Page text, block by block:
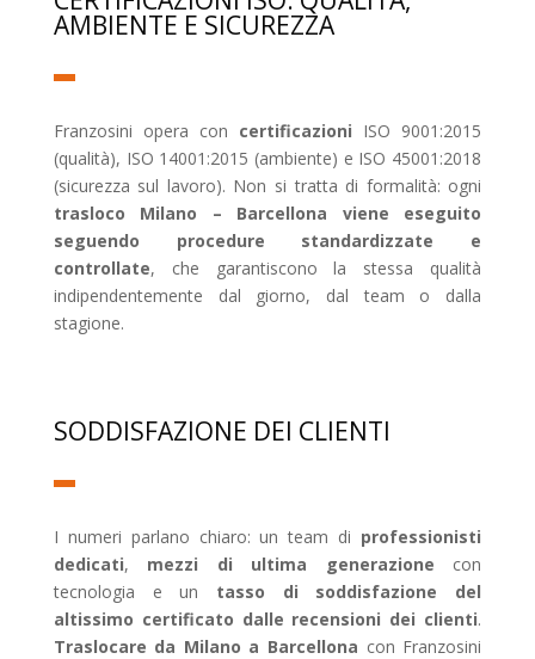
AMBIENTE E SICUREZZA
Franzosini opera con certificazioni ISO 9001:2015
(qualità), ISO 14001:2015 (ambiente) e ISO 45001:2018
(sicurezza sul lavoro). Non si tratta di formalità: ogni
trasloco Milano – Barcellona viene eseguito
seguendo procedure standardizzate e
controllate, che garantiscono la stessa qualità
indipendentemente dal giorno, dal team o dalla
stagione.
SODDISFAZIONE DEI CLIENTI
I numeri parlano chiaro: un team di professionisti
dedicati, mezzi di ultima generazione con
tecnologia e un tasso di soddisfazione del
altissimo certificato dalle recensioni dei clienti.
Traslocare da Milano a Barcellona con Franzosini